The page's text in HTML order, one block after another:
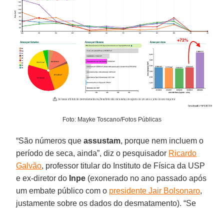
Foto: Mayke Toscano/Fotos Públicas
“São números queassustam, porque nem incluem o
período de seca, ainda”, diz o pesquisador Ricardo
Galvão, professor titular do Instituto de Física da USP
e ex-diretor do Inpe (exonerado no ano passado após
um embate público com o presidente Jair Bolsonaro,
justamente sobre os dados do desmatamento). “Se